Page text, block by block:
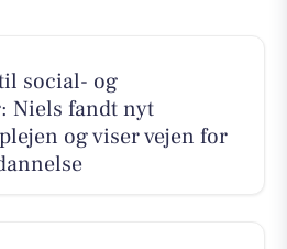
social- og
Niels fandt nyt
og viser vejen for